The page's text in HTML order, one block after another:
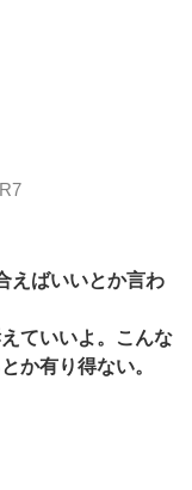
えばいいとか言わ
ていいよ。こんな
か有り得ない。